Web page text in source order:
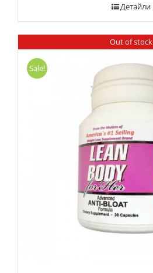
Детайли
Out of stock
Sale!